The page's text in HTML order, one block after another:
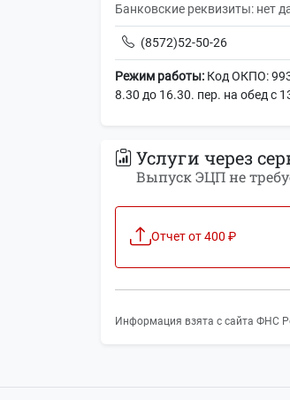
Банковские реквизиты: нет
(8572)52-50-26
Режим работы: Код ОКПО:
8.30 до 16.30. пер. на обед с
Услуги через
Выпуск ЭЦП не
Отчет от 400 ₽
Информация взята с сайта ФНС